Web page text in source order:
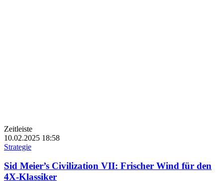
Zeitleiste
10.02.2025 18:58
Strategie
Sid Meier’s Civilization VII: Frischer Wind für den
4X-Klassiker